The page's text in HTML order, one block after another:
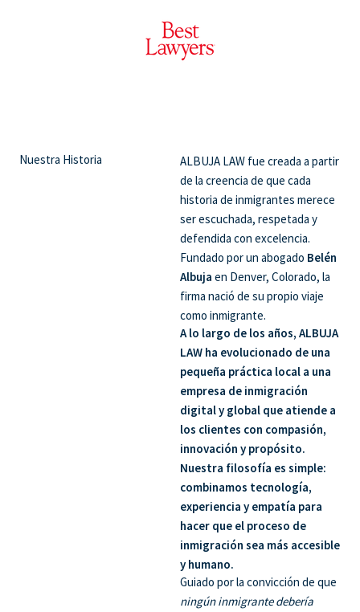
Nuestra Historia
ALBUJA LAW fue creada a partir
de la creencia de que cada
historia de inmigrantes merece
ser escuchada, respetada y
defendida con excelencia.
Fundado por un abogado Belén
Albuja en Denver, Colorado, la
firma nació de su propio viaje
como inmigrante.
A lo largo de los años, ALBUJA
LAW ha evolucionado de una
pequeña práctica local a una
empresa de inmigración
digital y global que atiende a
los clientes con compasión,
innovación y propósito.
Nuestra filosofía es simple:
combinamos tecnología,
experiencia y empatía para
hacer que el proceso de
inmigración sea más accesible
y humano.
Guiado por la convicción de que
ningún inmigrante debería